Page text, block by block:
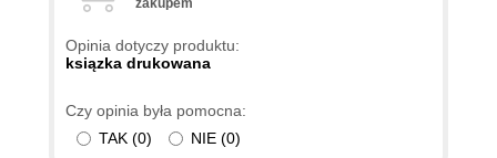
zagadnienia z książki (zwłaszcza, że analityka, to
zakupem
Opinia dotyczy produktu:
ksiązka drukowana
Czy opinia była pomocna:
TAK (0) NIE (0)